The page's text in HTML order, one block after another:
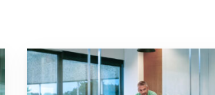
factor kan zijn in je bedrijf”
Ga naar “Niet op tijd overstappen